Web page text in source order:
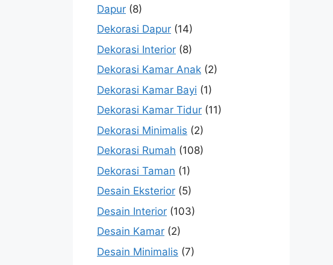
Dapur (8)
Dekorasi Dapur (14)
Dekorasi Interior (8)
Dekorasi Kamar Anak (2)
Dekorasi Kamar Bayi (1)
Dekorasi Kamar Tidur (11)
Dekorasi Minimalis (2)
Dekorasi Rumah (108)
Dekorasi Taman (1)
Desain Eksterior (5)
Desain Interior (103)
Desain Kamar (2)
Desain Minimalis (7)